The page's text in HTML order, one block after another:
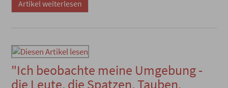
Artikel weiterlesen
"Ich beobachte meine Umgebung -
die Leute, die Spatzen, Tauben,